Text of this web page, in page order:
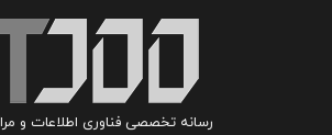
رسانه تخصصی فناوری اطلاعات و